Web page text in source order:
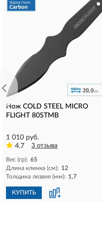
Нож COLD STEEL MICRO
FLIGHT 80STMB
1 010 руб.
4.7
3 отзыва
Вес (гр): 65
Длина клинка (см): 12
Толщина лезвия (мм): 1,7
КУПИТЬ